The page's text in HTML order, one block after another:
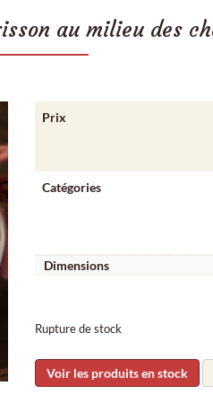
au milieu des
Prix
Catégories
Dimensions
Rupture de stock
Voir les produits en stock